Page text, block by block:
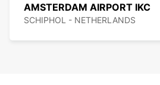
AMSTERDAM AIRPORT IKC
SCHIPHOL - NETHERLANDS